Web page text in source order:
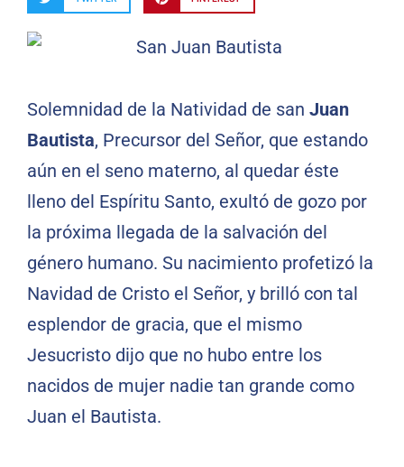
Solemnidad de la Natividad de san Juan
Bautista, Precursor del Señor, que estando
aún en el seno materno, al quedar éste
lleno del Espíritu Santo, exultó de gozo por
la próxima llegada de la salvación del
género humano. Su nacimiento profetizó la
Navidad de Cristo el Señor, y brilló con tal
esplendor de gracia, que el mismo
Jesucristo dijo que no hubo entre los
nacidos de mujer nadie tan grande como
Juan el Bautista.